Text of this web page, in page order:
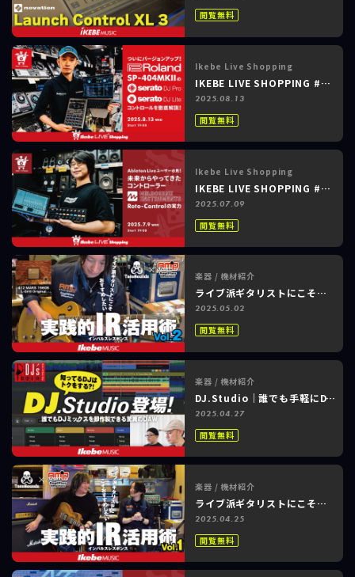
閲覧無料
Ikebe Live Shopping
IKEBE LIVE SHOPPING #153 パワーDJ's 渋谷 ～Roland｜ついにバージョンアップ！SP-404MKIIのSerato DJ Pro / Liteコントロール徹底解説！～
2025.08.13
閲覧無料
Ikebe Live Shopping
IKEBE LIVE SHOPPING #146 パワーレック ～Melbourne Instruments｜Ableton Liveユーザー必見！未来からやってきたコントローラーRoto-Controlの実力～
2025.07.09
閲覧無料
楽器 / 機材紹介
ライブ派ギタリストにこそおすすめしたい！実践的 IR 活用術 Vol.2【TacoSounds × アンプステーション】
2025.05.02
閲覧無料
楽器 / 機材紹介
DJ.Studio｜誰でも手軽にDJミックスを即作製できる！DJとDJミックスのための驚異のDAW
2025.04.27
閲覧無料
楽器 / 機材紹介
ライブ派ギタリストにこそおすすめしたい！実践的 IR 活用術 Vol.1【TacoSounds × アンプステーション】
2025.04.25
閲覧無料